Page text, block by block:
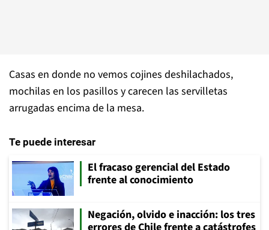
Casas en donde no vemos cojines deshilachados,
mochilas en los pasillos y carecen las servilletas
arrugadas encima de la mesa.
Te puede interesar
El fracaso gerencial del Estado
frente al conocimiento
Negación, olvido e inacción: los tres